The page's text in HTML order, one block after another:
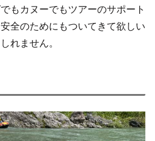
もカヌーでもツアーのサポート
全のためにもついてきて欲しい
れません。